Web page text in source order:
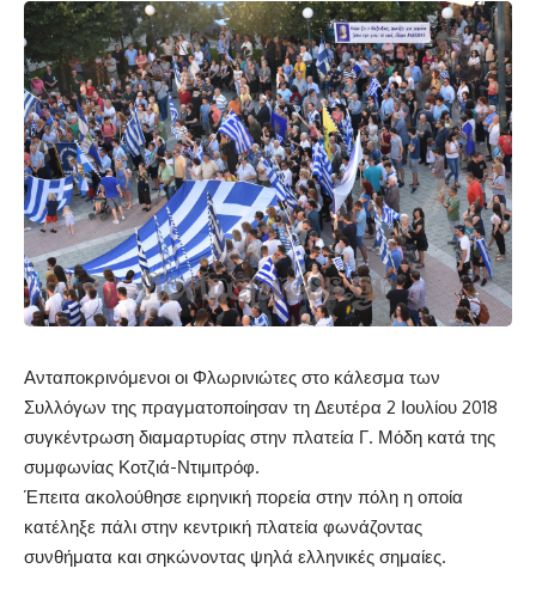
Ανταποκρινόμενοι οι Φλωρινιώτες στο κάλεσμα των
Συλλόγων της πραγματοποίησαν τη Δευτέρα 2 Ιουλίου 2018
συγκέντρωση διαμαρτυρίας στην πλατεία Γ. Μόδη κατά της
συμφωνίας Κοτζιά-Ντιμιτρόφ.
Έπειτα ακολούθησε ειρηνική πορεία στην πόλη η οποία
κατέληξε πάλι στην κεντρική πλατεία φωνάζοντας
συνθήματα και σηκώνοντας ψηλά ελληνικές σημαίες.